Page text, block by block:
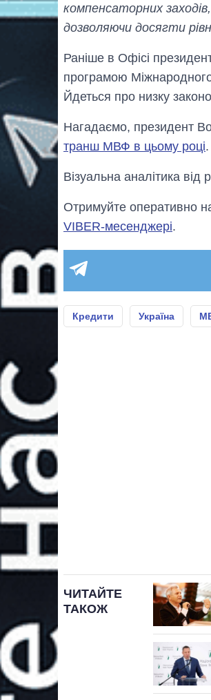
компенсаторних
дозволяючи досягти
Раніше в Офісі
програмою
Йдеться про низку
Нагадаємо, президент
транш МВФ в цьому році.
Візуальна аналітика від
Отримуйте оперативно
VIBER-месенджері.
Кредити Україна
ЧИТАЙТЕ
ТАКОЖ